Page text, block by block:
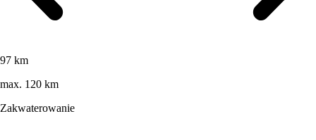
97 km
max. 120 km
Zakwaterowanie